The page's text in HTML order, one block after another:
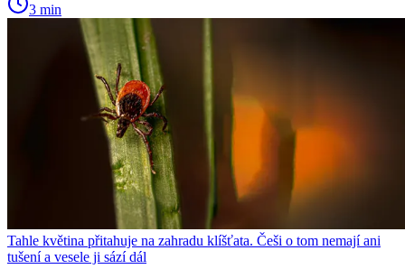
3 min
Tahle květina přitahuje na zahradu klíšťata. Češi o tom nemají ani
tušení a vesele ji sází dál